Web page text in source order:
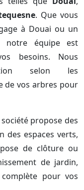
. Que vous
à Douai ou un
notre équipe est
besoins. Nous
selon les
de vos arbres pour
propose des
des espaces verts,
de clôture ou
de jardin,
pour vos